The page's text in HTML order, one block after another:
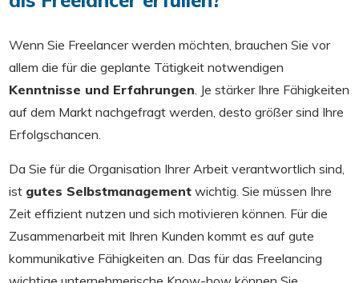
Wenn Sie Freelancer werden möchten, brauchen Sie vor
allem die für die geplante Tätigkeit notwendigen
Kenntnisse und Erfahrungen . Je stärker Ihre Fähigkeiten
auf dem Markt nachgefragt werden, desto größer sind Ihre
Erfolgschancen.
Da Sie für die Organisation Ihrer Arbeit verantwortlich sind,
ist gutes Selbstmanagement wichtig. Sie müssen Ihre
Zeit effizient nutzen und sich motivieren können. Für die
Zusammenarbeit mit Ihren Kunden kommt es auf gute
kommunikative Fähigkeiten an. Das für das Freelancing